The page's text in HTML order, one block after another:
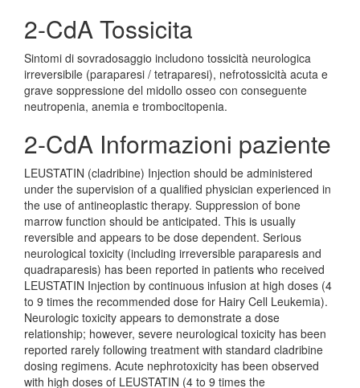
2-CdA Tossicita
Sintomi di sovradosaggio includono tossicità neurologica
irreversibile (paraparesi / tetraparesi), nefrotossicità acuta e
grave soppressione del midollo osseo con conseguente
neutropenia, anemia e trombocitopenia.
2-CdA Informazioni paziente
LEUSTATIN (cladribine) Injection should be administered
under the supervision of a qualified physician experienced in
the use of antineoplastic therapy. Suppression of bone
marrow function should be anticipated. This is usually
reversible and appears to be dose dependent. Serious
neurological toxicity (including irreversible paraparesis and
quadraparesis) has been reported in patients who received
LEUSTATIN Injection by continuous infusion at high doses (4
to 9 times the recommended dose for Hairy Cell Leukemia).
Neurologic toxicity appears to demonstrate a dose
relationship; however, severe neurological toxicity has been
reported rarely following treatment with standard cladribine
dosing regimens. Acute nephrotoxicity has been observed
with high doses of LEUSTATIN (4 to 9 times the